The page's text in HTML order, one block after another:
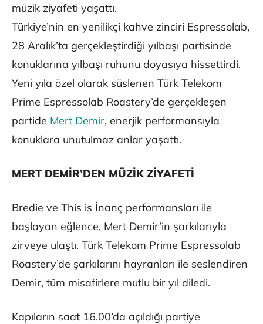
müzik ziyafeti yaşattı.
Türkiye’nin en yenilikçi kahve zinciri Espressolab,
28 Aralık’ta gerçekleştirdiği yılbaşı partisinde
konuklarına yılbaşı ruhunu doyasıya hissettirdi.
Yeni yıla özel olarak süslenen Türk Telekom
Prime Espressolab Roastery’de gerçekleşen
partide Mert Demir, enerjik performansıyla
konuklara unutulmaz anlar yaşattı.
MERT DEMİR’DEN MÜZİK ZİYAFETİ
Bredie ve This is İnanç performansları ile
başlayan eğlence, Mert Demir’in şarkılarıyla
zirveye ulaştı. Türk Telekom Prime Espressolab
Roastery’de şarkılarını hayranları ile seslendiren
Demir, tüm misafirlere mutlu bir yıl diledi.
Kapıların saat 16.00’da açıldığı partiye